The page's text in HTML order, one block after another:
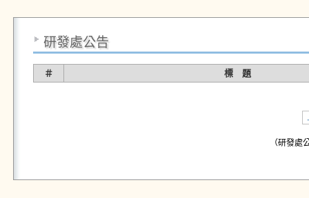
研發處公告
＃ 標 題
（研發處